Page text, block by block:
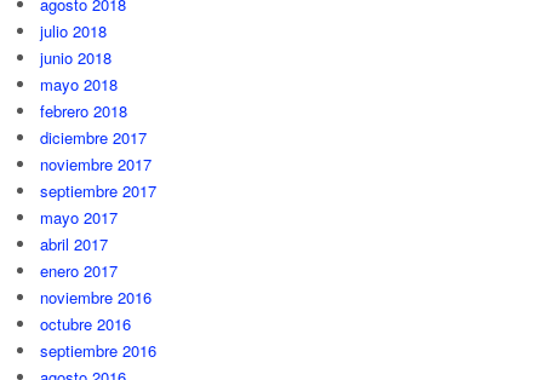
julio 2018
junio 2018
mayo 2018
febrero 2018
diciembre 2017
noviembre 2017
septiembre 2017
mayo 2017
abril 2017
enero 2017
noviembre 2016
octubre 2016
septiembre 2016